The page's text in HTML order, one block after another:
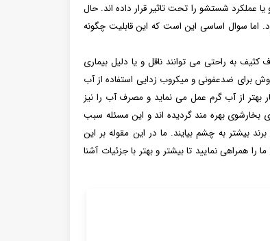
عملکرد شستشو را تحت تاثیر قرار داده اند. حال
اما سوال اساسی این است که این قابلیت چگونه
به راحتی می توانند ناقل و یا دلیل بیماری
برای ضدعفونی و میکروب زدایی استفاده از آب
از آب گرم عمل می نماید و مصرف آب را نیز
بخارشوی بهره مند گردیده اند و این مسئله سبب
بیشتر به چشم بیایند. ما در این مقوله بر این
همراهی نمایید تا بیشتر و بهتر با جزئیات آشنا